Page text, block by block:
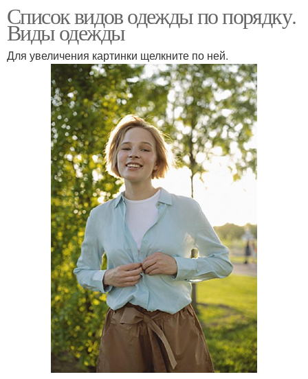
Список видов одежды по порядку.
Виды одежды
Для увеличения картинки щелкните по ней.